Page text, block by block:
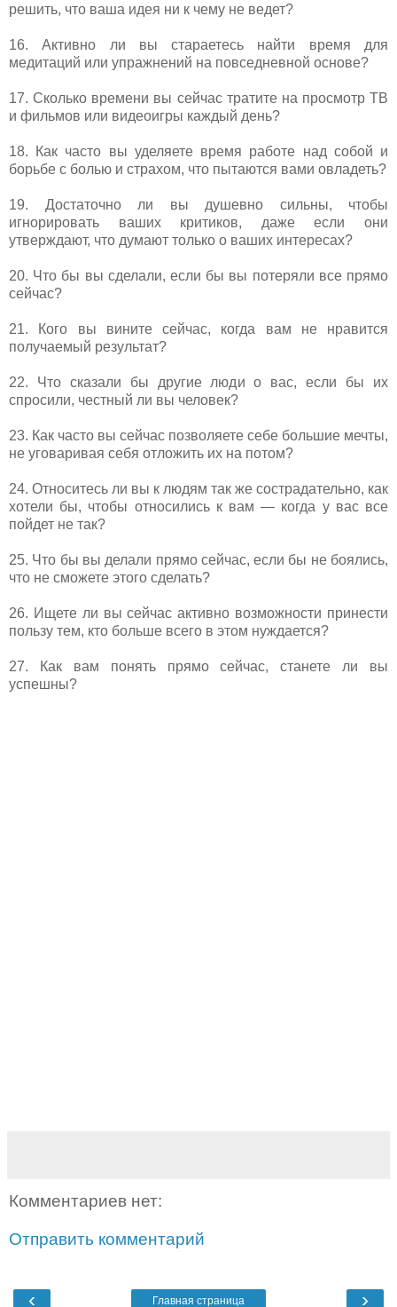
решить, что ваша идея ни к чему не ведет?
16. Активно ли вы стараетесь найти время для
медитаций или упражнений на повседневной основе?
17. Сколько времени вы сейчас тратите на просмотр ТВ
и фильмов или видеоигры каждый день?
18. Как часто вы уделяете время работе над собой и
борьбе с болью и страхом, что пытаются вами овладеть?
19. Достаточно ли вы душевно сильны, чтобы
игнорировать ваших критиков, даже если они
утверждают, что думают только о ваших интересах?
20. Что бы вы сделали, если бы вы потеряли все прямо
сейчас?
21. Кого вы вините сейчас, когда вам не нравится
получаемый результат?
22. Что сказали бы другие люди о вас, если бы их
спросили, честный ли вы человек?
23. Как часто вы сейчас позволяете себе большие мечты,
не уговаривая себя отложить их на потом?
24. Относитесь ли вы к людям так же сострадательно, как
хотели бы, чтобы относились к вам — когда у вас все
пойдет не так?
25. Что бы вы делали прямо сейчас, если бы не боялись,
что не сможете этого сделать?
26. Ищете ли вы сейчас активно возможности принести
пользу тем, кто больше всего в этом нуждается?
27. Как вам понять прямо сейчас, станете ли вы
успешны?
Комментариев нет:
Отправить комментарий
‹ ›
Главная страница